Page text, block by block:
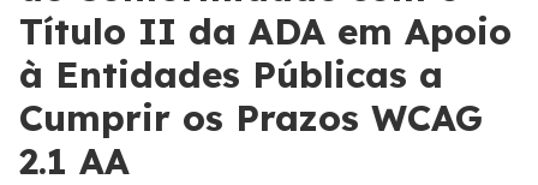
Título II da ADA em Apoio
à Entidades Públicas a
Cumprir os Prazos WCAG
2.1 AA